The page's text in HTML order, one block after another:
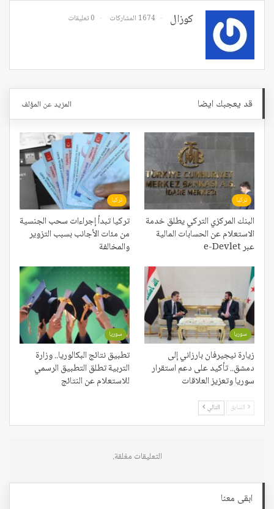
كوزال 1674 المشاركات 0 تعليقات
قد يعجبك ايضا المزيد عن المؤلف
تركيا
البنك المركزي التركي يطلق خدمة
الاستعلام عن الحسابات المالية
عبر e-Devlet
تركيا
تركيا تبدأ إجراءات سحب الجنسية
من مئات الأجانب بسبب التزوير
والمخالفة
سوريا
زيارة نيجيرفان بارزاني إلى
دمشق.. تأكيد على دعم استقرار
سوريا وتعزيز العلاقات
سوريا
تطبيق نتائج البكالوريا.. وزارة
التربية تطلق التطبيق الرسمي
للاستعلام عن النتائج
السابق التالي
التعليقات مغلقة.
ابقى معنا